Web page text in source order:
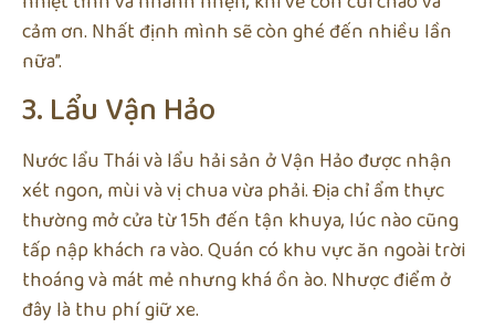
cảm ơn. Nhất định mình sẽ còn ghé đến nhiều lần
nữa”.
3. Lẩu Vận Hảo
Nước lẩu Thái và lẩu hải sản ở Vận Hảo được nhận
xét ngon, mùi và vị chua vừa phải. Địa chỉ ẩm thực
thường mở cửa từ 15h đến tận khuya, lúc nào cũng
tấp nập khách ra vào. Quán có khu vực ăn ngoài trời
thoáng và mát mẻ nhưng khá ồn ào. Nhược điểm ở
đây là thu phí giữ xe.